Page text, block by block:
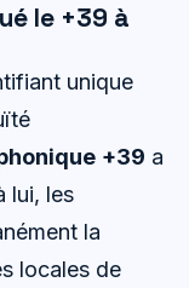
le +39 à
unique
+39 a
lui, les
la
locales de